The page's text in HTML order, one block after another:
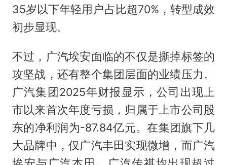
35岁以下年轻用户占比超70%，转型成效
初步显现。
不过，广汽埃安面临的不仅是撕掉标签的
攻坚战，还有整个集团层面的业绩压力。
广汽集团2025年财报显示，公司出现上
市以来首次年度亏损，归属于上市公司股
东的净利润为-87.84亿元。在集团旗下几
大品牌中，仅广汽丰田实现微增，而广汽